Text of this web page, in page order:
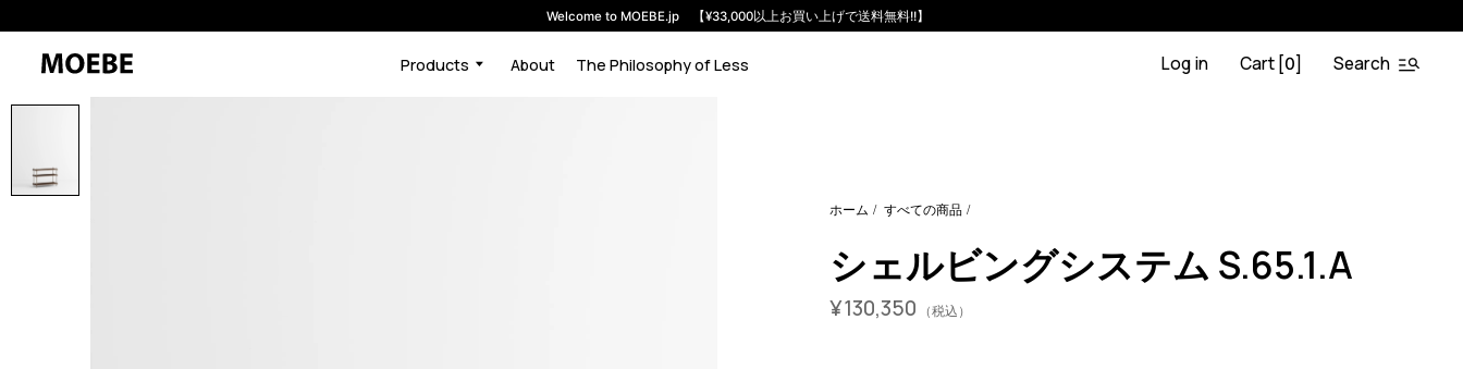
Welcome to MOEBE.jp 【¥33,000以上お買い上げで送料無料!!】
Products About The Philosophy of Less Log in Cart [0] Search
46510625030376
ホーム すべての商品
シェルビングシステム S.65.1.A
¥130,350 （税込）